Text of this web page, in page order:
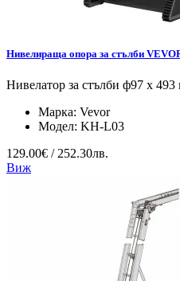
Нивелираща опора за стълби
Нивелатор за стълби ф97 x
Марка: Vevor
Модел: KH-L03
129.00€ / 252.30лв.
Виж